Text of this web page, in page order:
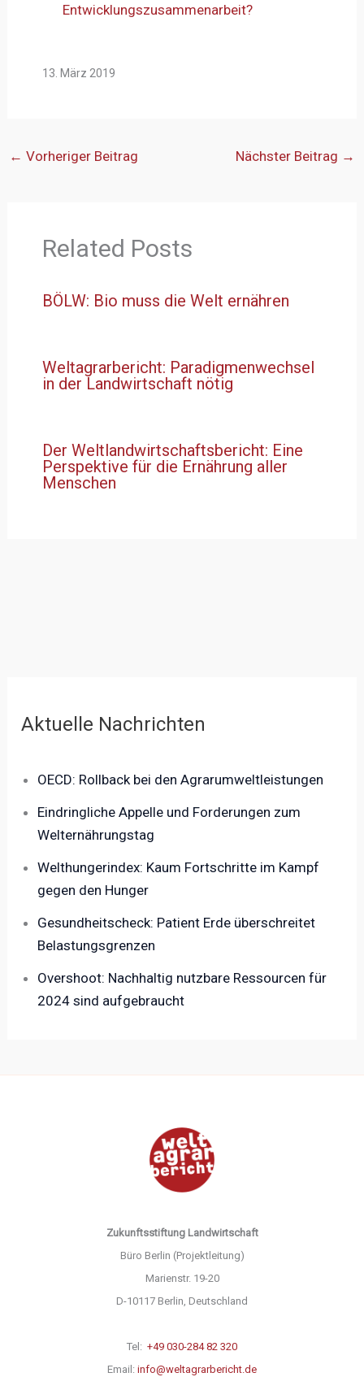
Entwicklungszusammenarbeit?
13. März 2019
← Vorheriger Beitrag Nächster Beitrag →
Related Posts
BÖLW: Bio muss die Welt ernähren
Weltagrarbericht: Paradigmenwechsel
in der Landwirtschaft nötig
Der Weltlandwirtschaftsbericht: Eine
Perspektive für die Ernährung aller
Menschen
Aktuelle Nachrichten
OECD: Rollback bei den Agrarumweltleistungen
Eindringliche Appelle und Forderungen zum
Welternährungstag
Welthungerindex: Kaum Fortschritte im Kampf
gegen den Hunger
Gesundheitscheck: Patient Erde überschreitet
Belastungsgrenzen
Overshoot: Nachhaltig nutzbare Ressourcen für
2024 sind aufgebraucht
Zukunftsstiftung Landwirtschaft
Büro Berlin (Projektleitung)
Marienstr. 19-20
D-10117 Berlin, Deutschland
Tel: +49 030-284 82 320
Email: info@weltagrarbericht.de